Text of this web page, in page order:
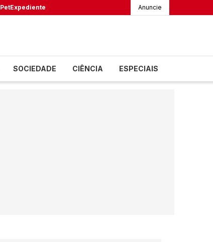
PetExpediente Anuncie
SOCIEDADE CIÊNCIA ESPECIAIS